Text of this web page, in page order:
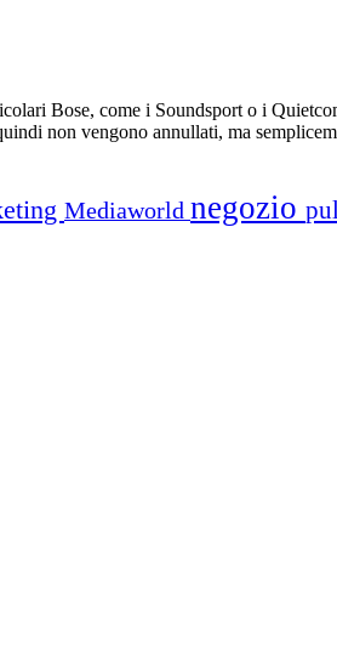
Bose, come i Soundsport o i
non vengono annullati, ma
Mediaworld negozio